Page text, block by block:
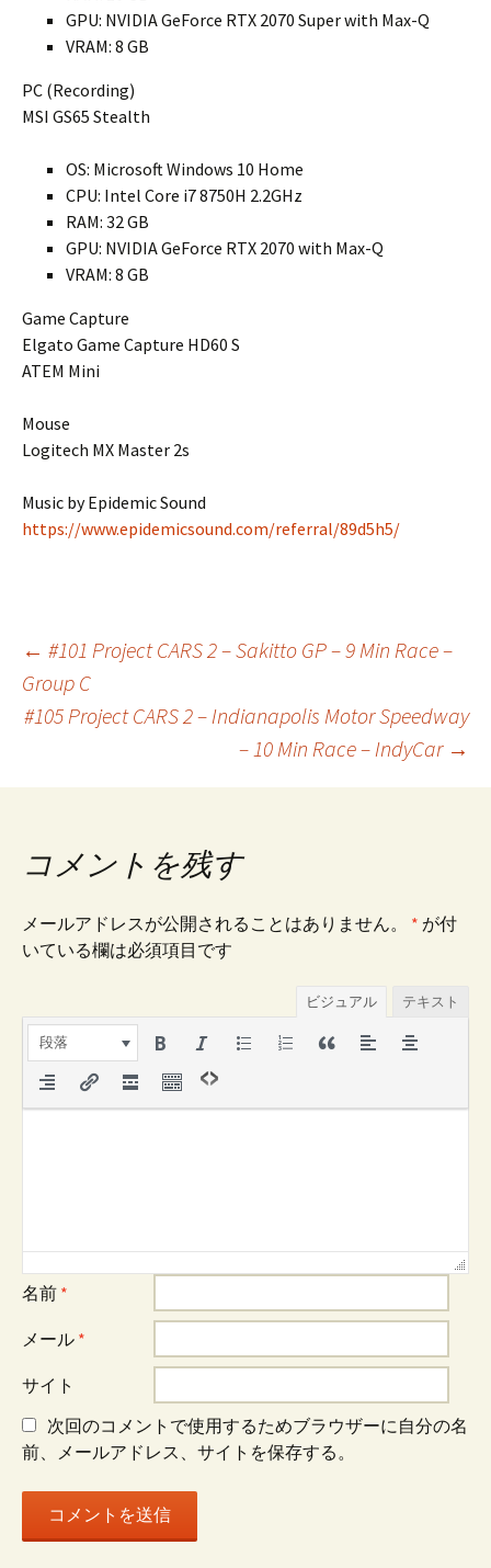
GPU: NVIDIA GeForce RTX 2070 Super with Max-Q
VRAM: 8 GB
PC (Recording)
MSI GS65 Stealth
OS: Microsoft Windows 10 Home
CPU: Intel Core i7 8750H 2.2GHz
RAM: 32 GB
GPU: NVIDIA GeForce RTX 2070 with Max-Q
VRAM: 8 GB
Game Capture
Elgato Game Capture HD60 S
ATEM Mini
Mouse
Logitech MX Master 2s
Music by Epidemic Sound
https://www.epidemicsound.com/referral/89d5h5/
投
稿
ナ
ビ
ゲ
ー
シ
ン
← #101 Project CARS 2 – Sakitto GP – 9 Min Race –
Group C
#105 Project CARS 2 – Indianapolis Motor Speedway
– 10 Min Race – IndyCar →
コメントを残す
メールアドレスが公開されることはありません。 * が付
いている欄は必須項目です
ビジュアル テキスト
段落
名前 *
メール *
サイト
次回のコメントで使用するためブラウザーに自分の名
前、メールアドレス、サイトを保存する。